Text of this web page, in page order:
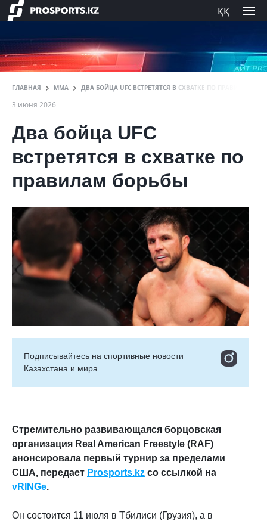
ққ
ГЛАВНАЯ ММА ДВА БОЙЦА UFC ВСТРЕТЯТСЯ В СХВАТКЕ ПО ПРАВИЛАМ
3 июня 2026
Два бойца UFC
встретятся в схватке по
правилам борьбы
Подписывайтесь на cпортивные новости
Казахстана и мира
Стремительно развивающаяся борцовская
организация Real American Freestyle (RAF)
анонсировала первый турнир за пределами
США, передает Prosports.kz со ссылкой на
vRINGе.
Он состоится 11 июля в Тбилиси (Грузия), а в